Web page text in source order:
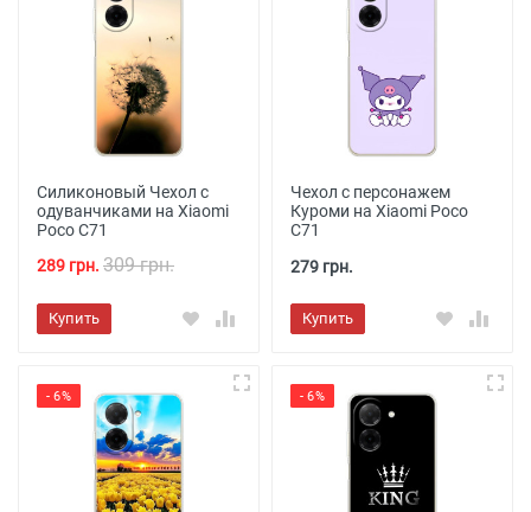
Силиконовый Чехол с
одуванчиками на Xiaomi
Poco C71
289 грн. 309 грн.
Купить
Чехол с персонажем
Куроми на Xiaomi Poco
C71
279 грн.
Купить
- 6% - 6%